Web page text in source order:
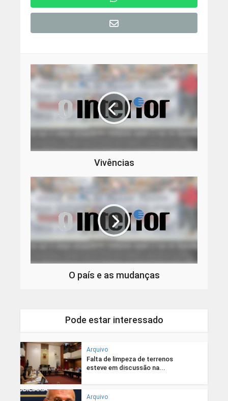
Vivências
O país e as mudanças
Pode estar interessado
Arquivo
Falta de limpeza de terrenos
esteve em discussão na...
Arquivo